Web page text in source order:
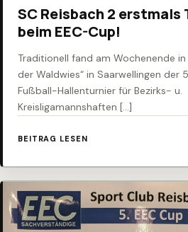
SC Reisbach 2
beim EEC-Cup!
Traditionell fand am Wochenende
der Waldwies“ in Saarwellingen der
Fußball-Hallenturnier für Bezirks- u.
Kreisligamannshaften […]
BEITRAG LESEN